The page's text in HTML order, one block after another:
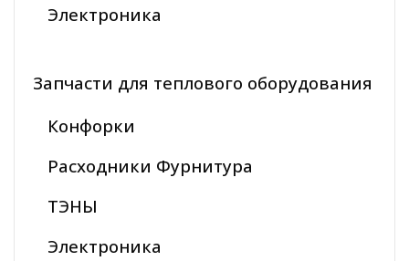
Электроника
Запчасти для теплового оборудования
Конфорки
Расходники Фурнитура
ТЭНЫ
Электроника